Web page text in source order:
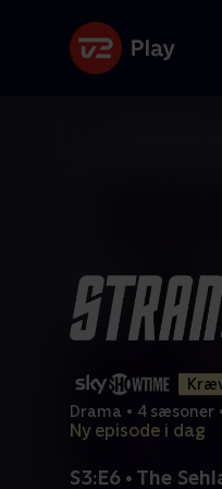
Drama • 4 sæsoner
Ny episode i dag
S3:E6 • The